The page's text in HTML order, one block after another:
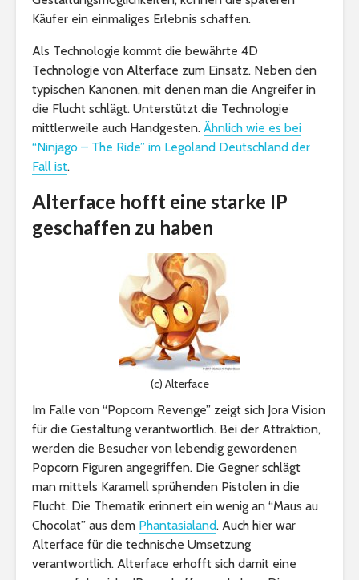
Käufer ein einmaliges Erlebnis schaffen.
Als Technologie kommt die bewährte 4D
Technologie von Alterface zum Einsatz. Neben den
typischen Kanonen, mit denen man die Angreifer in
die Flucht schlägt. Unterstützt die Technologie
mittlerweile auch Handgesten. Ähnlich wie es bei
“Ninjago – The Ride” im Legoland Deutschland der
Fall ist.
Alterface hofft eine starke IP
geschaffen zu haben
(c) Alterface
Im Falle von “Popcorn Revenge” zeigt sich Jora Vision
für die Gestaltung verantwortlich. Bei der Attraktion,
werden die Besucher von lebendig gewordenen
Popcorn Figuren angegriffen. Die Gegner schlägt
man mittels Karamell sprühenden Pistolen in die
Flucht. Die Thematik erinnert ein wenig an “Maus au
Chocolat” aus dem Phantasialand. Auch hier war
Alterface für die technische Umsetzung
verantwortlich. Alterface erhofft sich damit eine